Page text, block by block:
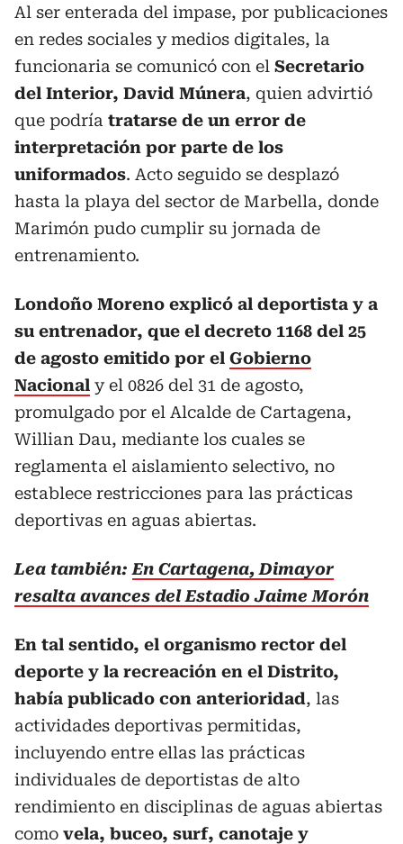
Al ser enterada del impase, por publicaciones
en redes sociales y medios digitales, la
funcionaria se comunicó con el Secretario
del Interior, David Múnera, quien advirtió
que podría tratarse de un error de
interpretación por parte de los
uniformados. Acto seguido se desplazó
hasta la playa del sector de Marbella, donde
Marimón pudo cumplir su jornada de
entrenamiento.
Londoño Moreno explicó al deportista y a
su entrenador, que el decreto 1168 del 25
de agosto emitido por el Gobierno
Nacional y el 0826 del 31 de agosto,
promulgado por el Alcalde de Cartagena,
Willian Dau, mediante los cuales se
reglamenta el aislamiento selectivo, no
establece restricciones para las prácticas
deportivas en aguas abiertas.
Lea también: En Cartagena, Dimayor
resalta avances del Estadio Jaime Morón
En tal sentido, el organismo rector del
deporte y la recreación en el Distrito,
había publicado con anterioridad, las
actividades deportivas permitidas,
incluyendo entre ellas las prácticas
individuales de deportistas de alto
rendimiento en disciplinas de aguas abiertas
como vela, buceo, surf, canotaje y